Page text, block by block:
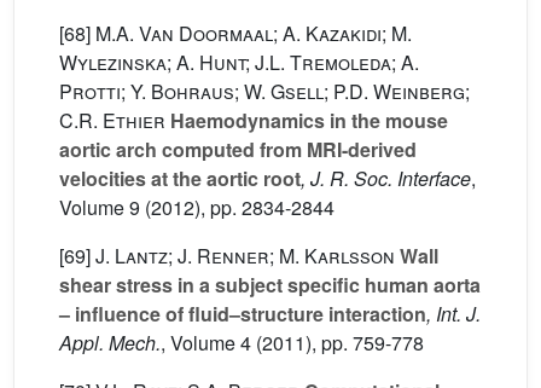
[68] M.A. Van Doormaal; A. Kazakidi; M.
Wylezinska; A. Hunt; J.L. Tremoleda; A.
Protti; Y. Bohraus; W. Gsell; P.D. Weinberg;
C.R. Ethier Haemodynamics in the mouse
aortic arch computed from MRI-derived
velocities at the aortic root, J. R. Soc. Interface,
Volume 9 (2012), pp. 2834-2844
[69]J. Lantz; J. Renner; M. Karlsson Wall
shear stress in a subject specific human aorta
– influence of fluid–structure interaction, Int. J.
Appl. Mech., Volume 4 (2011), pp. 759-778